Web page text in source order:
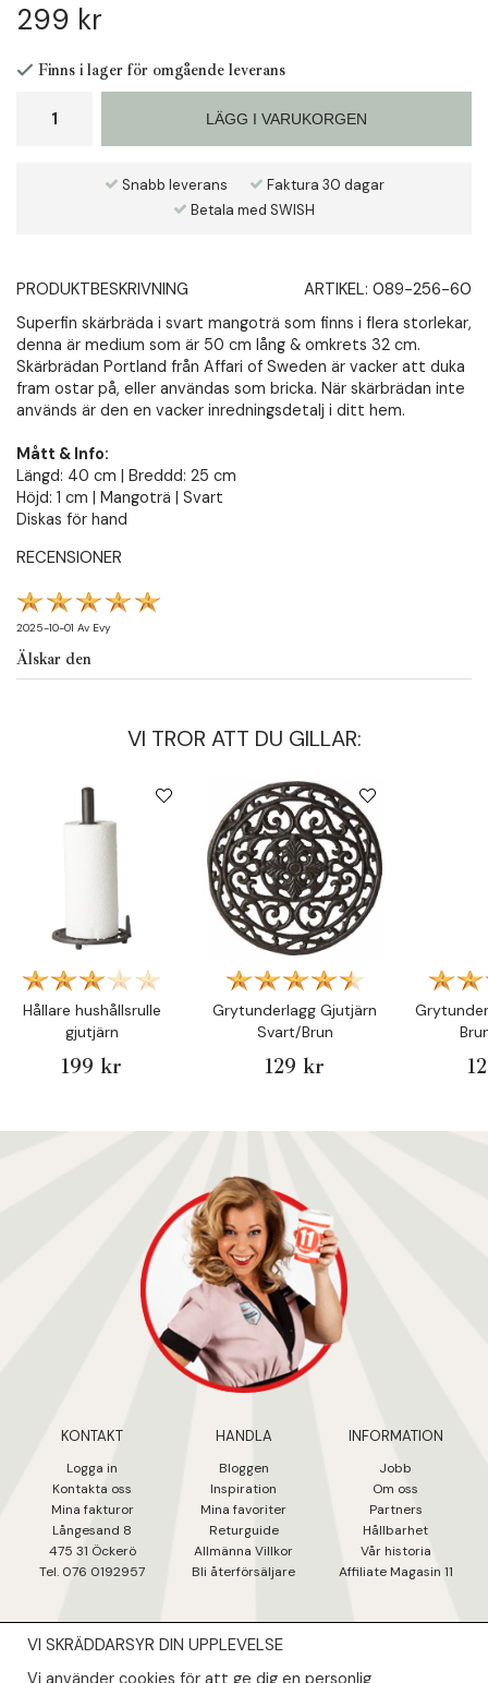
299 kr
Finns i lager för omgående leverans
LÄGG I VARUKORGEN
Snabb leverans
Faktura 30 dagar
Betala med SWISH
PRODUKTBESKRIVNING ARTIKEL: 089-256-60
Superfin skärbräda i svart mangoträ som finns i flera storlekar,
denna är medium som är 50 cm lång & omkrets 32 cm.
Skärbrädan Portland från Affari of Sweden är vacker att duka
fram ostar på, eller användas som bricka. När skärbrädan inte
används är den en vacker inredningsdetalj i ditt hem.
Mått & Info:
Längd: 40 cm | Breddd: 25 cm
Höjd: 1 cm | Mangoträ | Svart
Diskas för hand
RECENSIONER
2025-10-01 Av Evy
Älskar den
VI TROR ATT DU GILLAR:
Hållare hushållsrulle
gjutjärn
199 kr
Grytunderlagg Gjutjärn
Svart/Brun
129 kr
KONTAKT
Logga in
Kontakta oss
Mina fakturor
Långesand 8
475 31 Öckerö
Tel. 076 0192957
HANDLA
Bloggen
Inspiration
Mina favoriter
Returguide
Allmänna Villkor
Bli återförsäljare
INFORMATION
Jobb
Om oss
Partners
Hållbarhet
Vår historia
Affiliate Magasin 11
NYHETSBREV
VI SKRÄDDARSYR DIN UPPLEVELSE
Vi använder cookies för att ge dig en personlig